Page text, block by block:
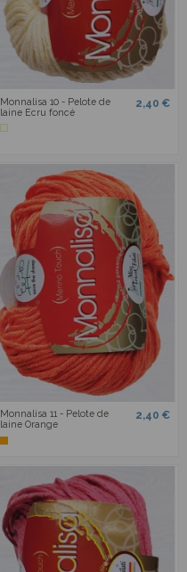
Monnalisa 10 - Pelote de
laine Ecru foncé
2,40 €
Monnalisa 11 - Pelote de
laine Orange
2,40 €